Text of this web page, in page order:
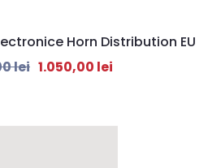
Horn Distribution EU
lei 1.050,00 lei